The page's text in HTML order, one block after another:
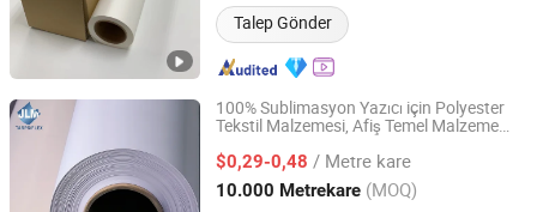
Talep Gönder
100% Sublimasyon Yazıcı için Polyester
Tekstil Malzemesi, Afiş Temel Malzeme
$0,29-0,48 / Metre kare
10.000 Metrekare (MOQ)
Hubei Jinlong New Materials Co., Ltd.
Hubei, China Fiyat 2021